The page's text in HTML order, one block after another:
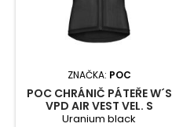
ZNAČKA: POC
POC CHRÁNIČ PÁTEŘE W´S
VPD AIR VEST VEL. S
Uranium black